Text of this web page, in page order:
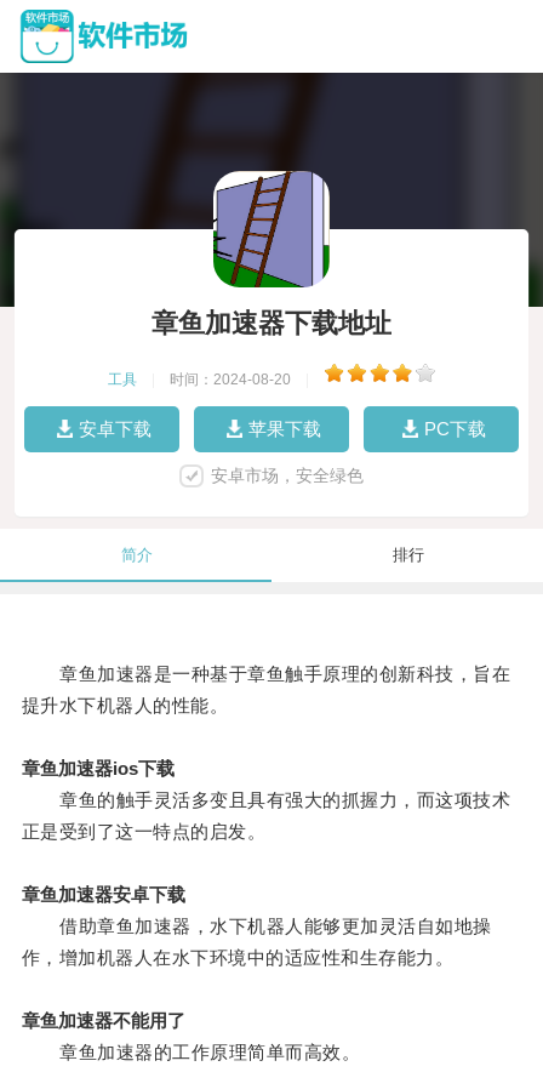
章鱼加速器下载地址
工具 时间：2024-08-20
安卓下载 苹果下载 PC下载
安卓市场，安全绿色
简介 排行
章鱼加速器是一种基于章鱼触手原理的创新科技，旨在
提升水下机器人的性能。
章鱼加速器ios下载
章鱼的触手灵活多变且具有强大的抓握力，而这项技术
正是受到了这一特点的启发。
章鱼加速器安卓下载
借助章鱼加速器，水下机器人能够更加灵活自如地操
作，增加机器人在水下环境中的适应性和生存能力。
章鱼加速器不能用了
章鱼加速器的工作原理简单而高效。